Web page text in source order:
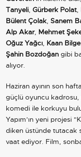
Tanyeli, Gürberk Polat,
Bülent Çolak, Sanem
Alp Akar, Mehmet
Oğuz Yağcı, Kaan
Şahin Bozdoğan gibi
alıyor.
Haziran ayının son
güçlü oyuncu
komedi ile korkuyu
Yapım’ın yeni projesi
diken üstünde tutacak
vaat ediyor. Film,